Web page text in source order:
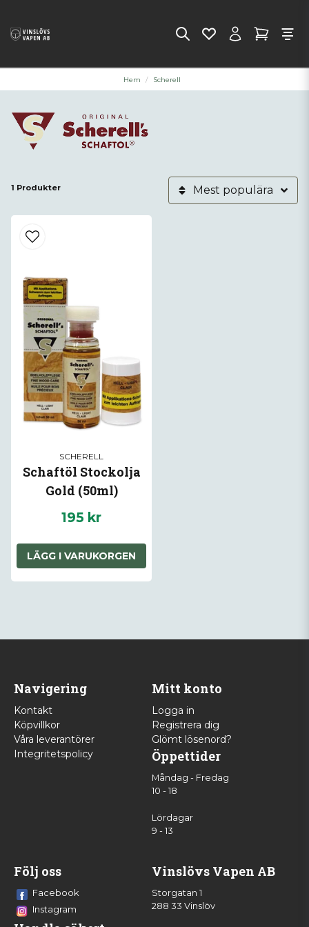
Hem Scherell
1 Produkter Mest populära
SCHERELL
Schaftöl Stockolja
Gold (50ml)
195 kr
LÄGG I VARUKORGEN
Navigering
Kontakt
Köpvillkor
Våra leverantörer
Integritetspolicy
Mitt konto
Logga in
Registrera dig
Glömt lösenord?
Öppettider
Måndag - Fredag
10 - 18
Lördagar
9 - 13
Följ oss
Facebook
Instagram
Vinslövs Vapen AB
Storgatan 1
288 33 Vinslöv